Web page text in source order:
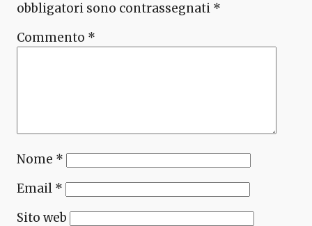
obbligatori sono contrassegnati *
Commento *
Nome *
Email *
Sito web